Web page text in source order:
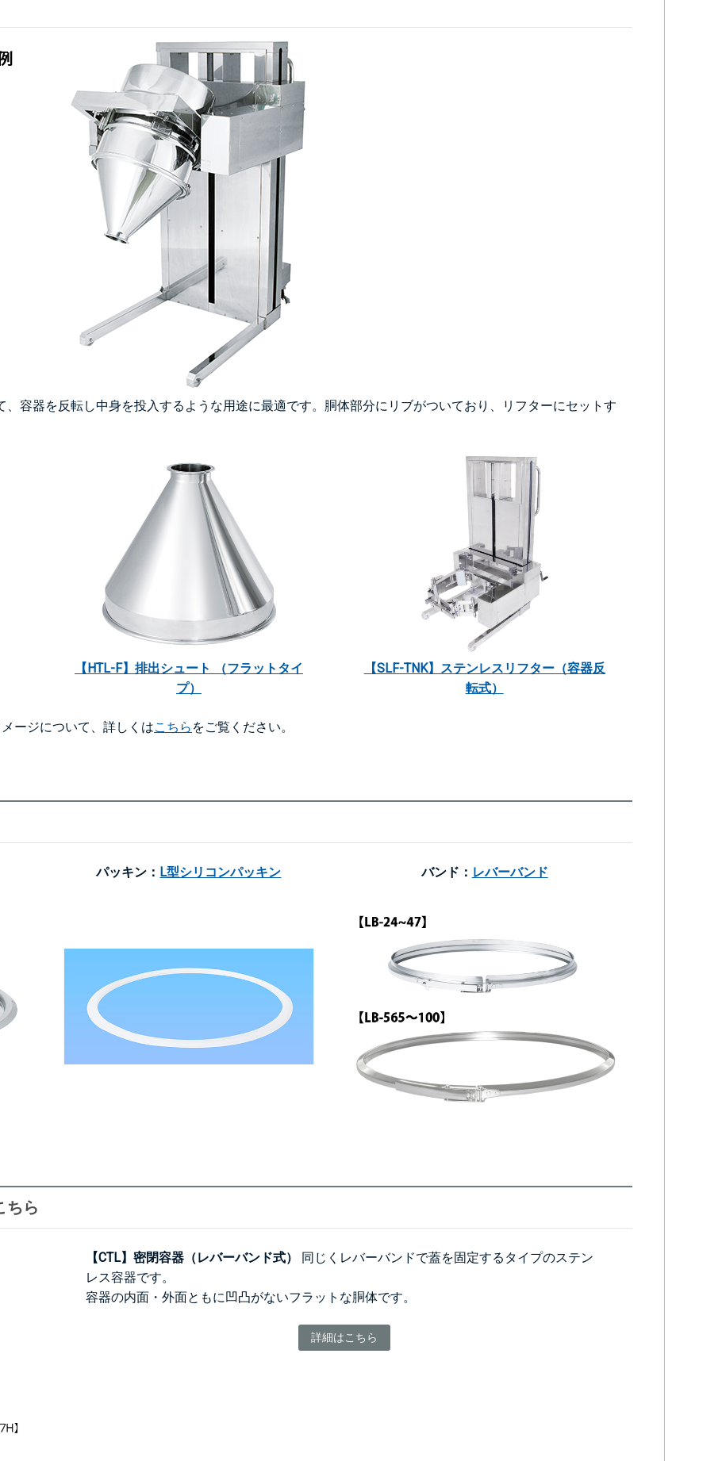
容器を反転し中身を投入するような用途に最適です。胴体部分にリブがついており、リフターにセットす
【HTL-F】排出シュート （フラットタイ
プ）
【SLF-TNK】ステンレスリフター（容器反
転式）
ージについて、詳しくはこちら をご覧ください。
パッキン： L型シリコンパッキン バンド： レバーバンド
ちら
【CTL】密閉容器（レバーバンド式）
同じくレバーバンドで蓋を固定するタイプのステン
レス容器です。
容器の内面・外面ともに凹凸がないフラットな胴体です。
詳細はこちら